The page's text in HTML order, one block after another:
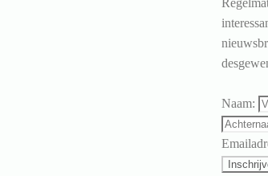
Naam: